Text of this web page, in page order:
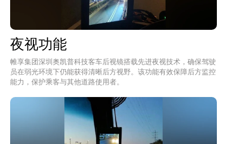
夜视功能
帷享集团深圳奥凯普科技客车后视镜搭载先进夜视技术，确保驾驶
员在弱光环境下仍能获得清晰后方视野。该功能有效保障后方监控
能力，保护乘客与其他道路使用者。